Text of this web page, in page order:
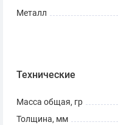
Металл
Технические
Масса общая, гр
Толщина, мм